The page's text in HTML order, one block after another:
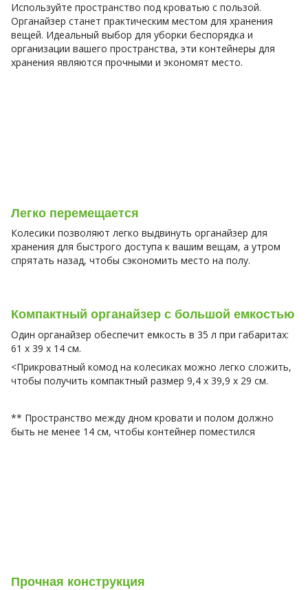
Используйте пространство под кроватью с пользой.
Органайзер станет практическим местом для хранения
вещей. Идеальный выбор для уборки беспорядка и
организации вашего пространства, эти контейнеры для
хранения являются прочными и экономят место.
Легко перемещается
Колесики позволяют легко выдвинуть органайзер для
хранения для быстрого доступа к вашим вещам, а утром
спрятать назад, чтобы сэкономить место на полу.
Компактный органайзер с большой емкостью
Один органайзер обеспечит емкость в 35 л при габаритах:
61 x 39 x 14 см.
<Прикроватный комод на колесиках можно легко сложить,
чтобы получить компактный размер 9,4 х 39,9 х 29 см.
** Пространство между дном кровати и полом должно
быть не менее 14 см, чтобы контейнер поместился
Прочная конструкция